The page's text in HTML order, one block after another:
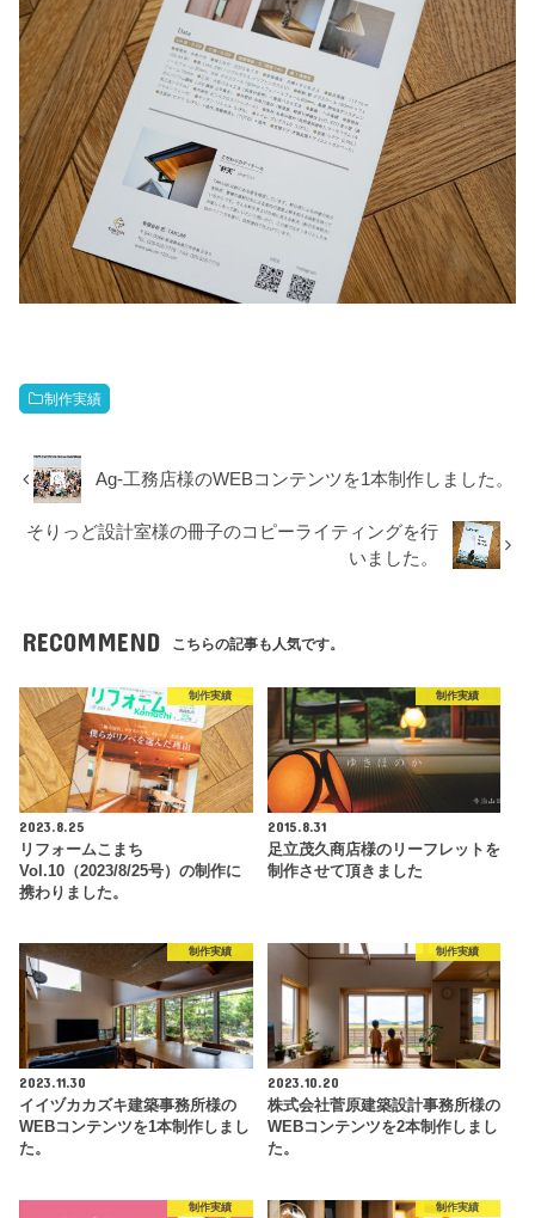
制作実績
Ag-工務店様のWEBコンテンツを1本制作しました。
そりっど設計室様の冊子のコピーライティングを行
いました。
RECOMMEND こちらの記事も人気です。
制作実績
2023.8.25
リフォームこまち
Vol.10（2023/8/25号）の制作に
携わりました。
制作実績
2015.8.31
足立茂久商店様のリーフレットを
制作させて頂きました
制作実績
2023.11.30
イイヅカカズキ建築事務所様の
WEBコンテンツを1本制作しまし
た。
制作実績
2023.10.20
株式会社菅原建築設計事務所様の
WEBコンテンツを2本制作しまし
た。
制作実績 制作実績